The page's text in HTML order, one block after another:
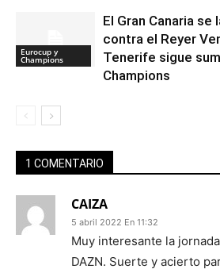
Eurocup y
Champions
El Gran Canaria
contra el Reyer
Tenerife sigue
Champions
1 COMENTARIO
CAIZA
5 abril 2022 En 11:32
Muy interesante la
DAZN. Suerte y acierto